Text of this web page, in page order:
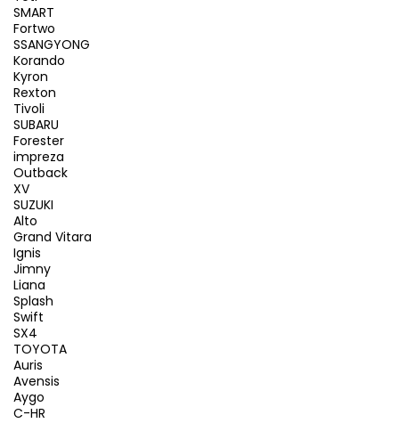
SMART
Fortwo
SSANGYONG
Korando
Kyron
Rexton
Tivoli
SUBARU
Forester
impreza
Outback
XV
SUZUKI
Alto
Grand Vitara
Ignis
Jimny
Liana
Splash
Swift
SX4
TOYOTA
Auris
Avensis
Aygo
C-HR